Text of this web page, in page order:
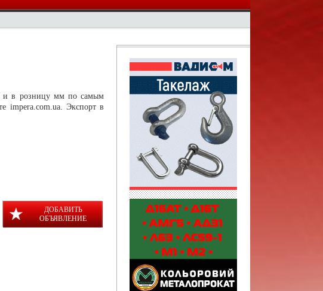
и в розницу мм по самым
impera.com.ua. Экспорт в
ДОБАВИТЬ
ОБЪЯВЛЕНИЕ